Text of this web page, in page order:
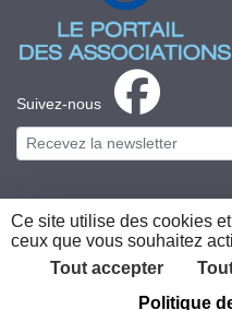
Suivez-nous
Plateforme développée en
Ce site utilise des cookies
ceux que vous souhaitez
Tout accepter
Politique